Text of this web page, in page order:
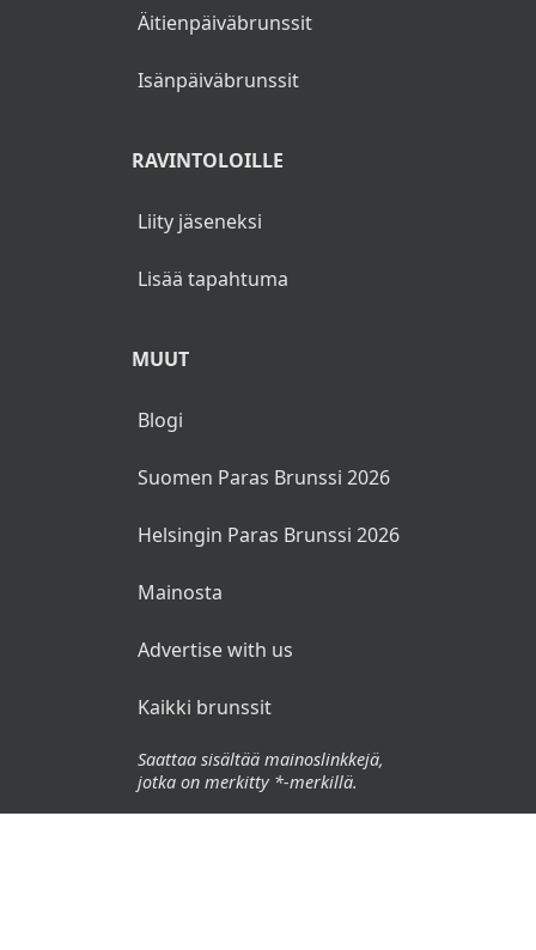
Pillimehu
Äitienpäiväbrunssit
Isänpäiväbrunssit
RAVINTOLOILLE
Liity jäseneksi
Lisää tapahtuma
MUUT
Blogi
Suomen Paras Brunssi 2026
Helsingin Paras Brunssi 2026
Mainosta
Advertise with us
Kaikki brunssit
Saattaa sisältää mainoslinkkejä,
jotka on merkitty *-merkillä.